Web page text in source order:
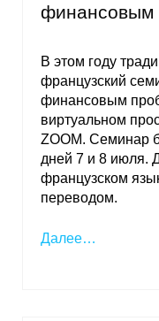
финансовым
В этом году
французский
финансовым
виртуальном
ZOOM. Семинар
дней 7 и 8 июля.
французском
переводом.
Далее…